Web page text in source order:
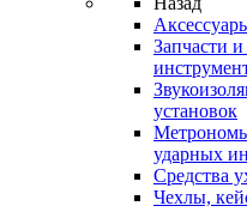
Запчасти
установок
ударных
Средства
Чехлы,